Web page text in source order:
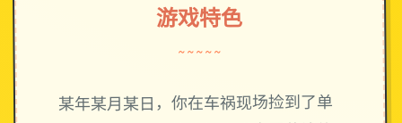
游戏特色
~~~~~
某年某月某日，你在车祸现场捡到了单